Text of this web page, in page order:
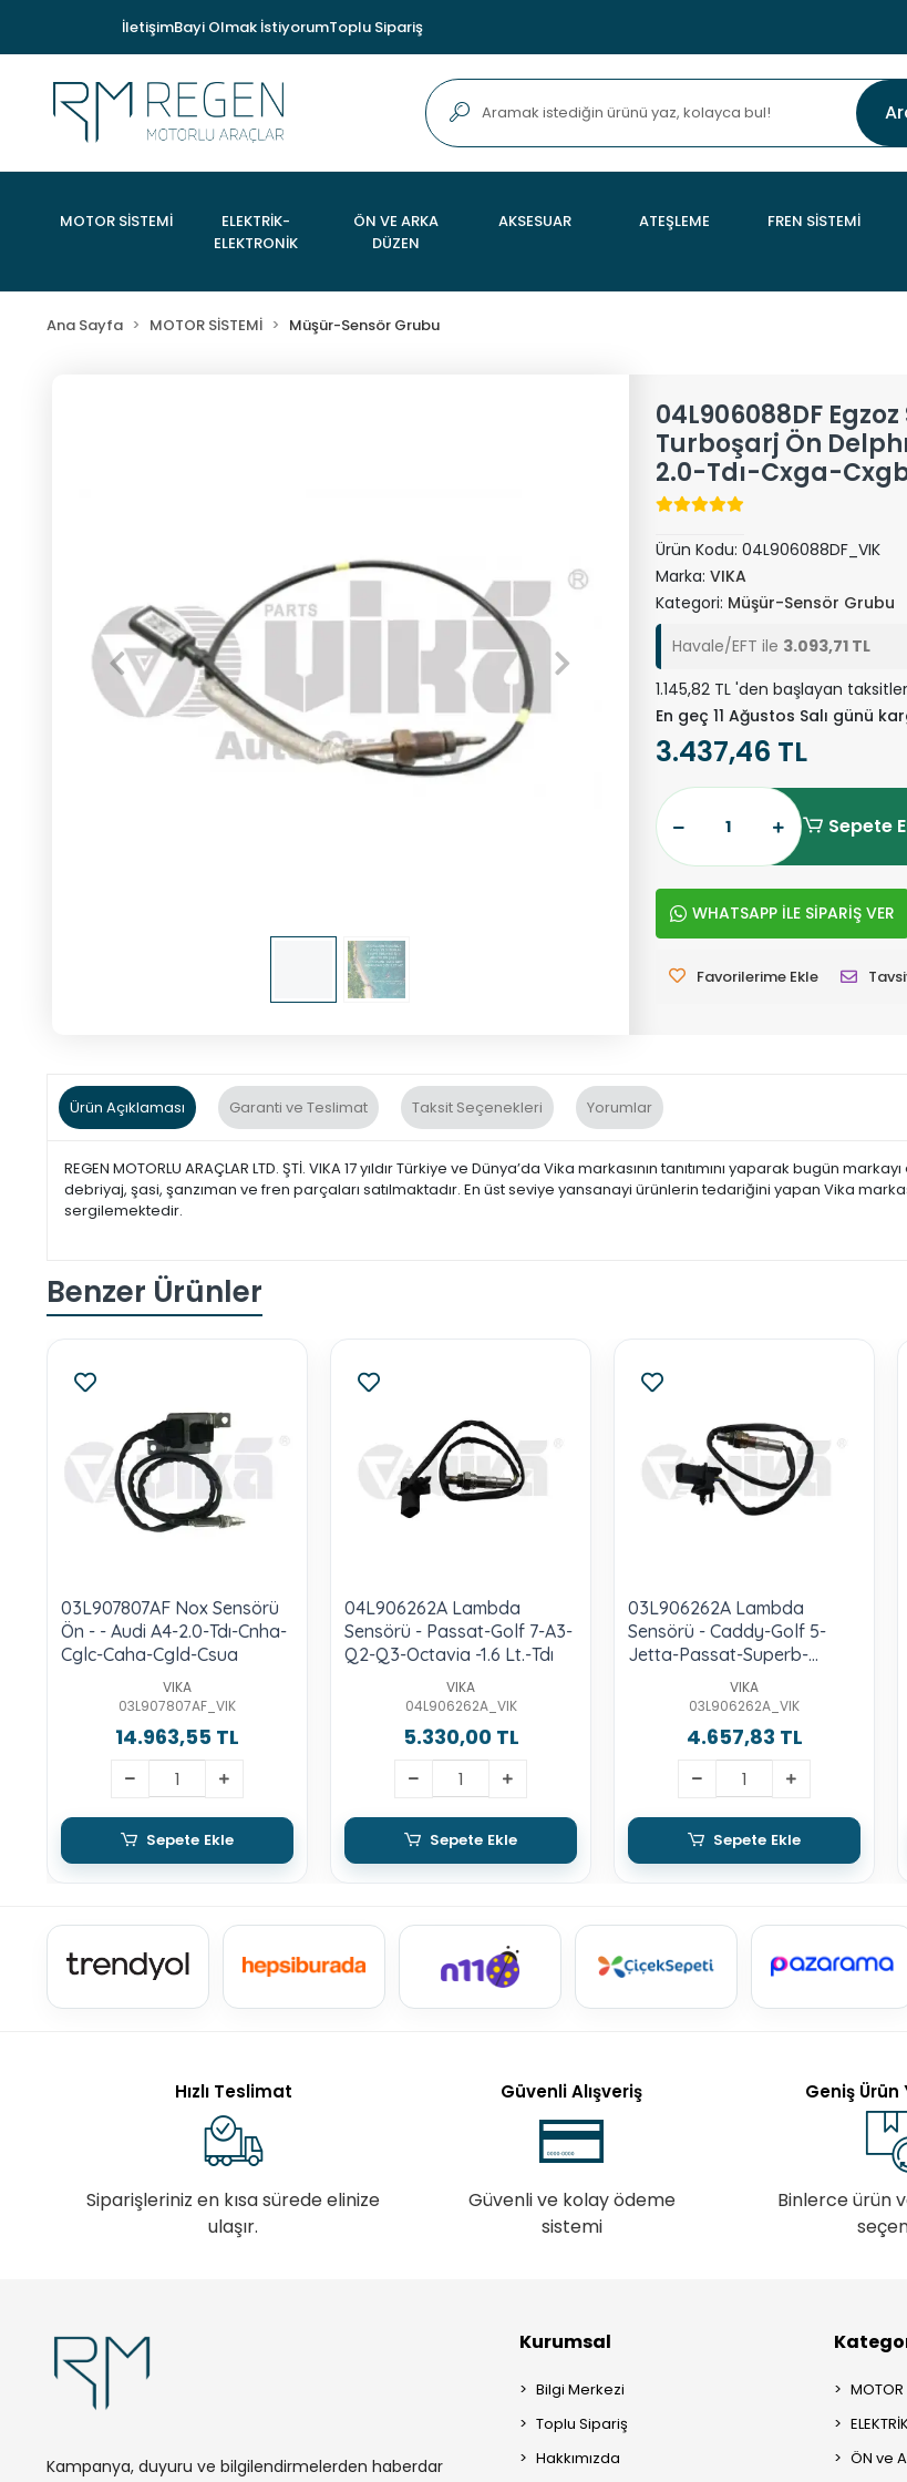
İletişimBayi Olmak İstiyorumToplu Sipariş
MOTOR SİSTEMİ
ELEKTRİK-
ELEKTRONİK
ÖN VE ARKA
DÜZEN
AKSESUAR ATEŞLEME FREN SİSTEMİ
Ana Sayfa MOTOR SİSTEMİ Müşür-Sensör Grubu
04L906088DF
Turboşarj Ön
2.0-Tdı-Cxga-
Ürün Kodu: 04L906088DF_VIK
Marka: VIKA
Kategori: Müşür-Sensör Grubu
Havale/EFT ile 3.093,71 TL
1.145,82 TL 'den başlayan
En geç 11 Ağustos Salı günü
3.437,46 TL
Sepete
WHATSAPP İLE SİPARİŞ VER
Favorilerime Ekle
Ürün Açıklaması Garanti ve Teslimat Taksit Seçenekleri Yorumlar
REGEN MOTORLU ARAÇLAR LTD. ŞTİ. VIKA 17 yıldır Türkiye ve Dünya’da Vika markasının tanıtımını yaparak bugün
debriyaj, şasi, şanzıman ve fren parçaları satılmaktadır. En üst seviye yansanayi ürünlerin tedariğini yapan Vika
sergilemektedir.
Benzer Ürünler
03L907807AF Nox Sensörü
Ön - - Audi A4-2.0-Tdı-Cnha-
Cglc-Caha-Cgld-Csua
VIKA
03L907807AF_VIK
14.963,55 TL
Sepete Ekle
04L906262A Lambda
Sensörü - Passat-Golf 7-A3-
Q2-Q3-Octavia -1.6 Lt.-Tdı
VIKA
04L906262A_VIK
5.330,00 TL
Sepete Ekle
03L906262A Lambda
Sensörü - Caddy-Golf 5-
Jetta-Passat-Superb-
Octavia-A3-1.6 Lt.-Tdı-Cayc-
VIKA
03L906262A_VIK
4.657,83 TL
Sepete Ekle
Hızlı Teslimat
Siparişleriniz en kısa sürede elinize
ulaşır.
Güvenli Alışveriş
Güvenli ve kolay ödeme
sistemi
Geniş
Binlerce ürün
Kampanya, duyuru ve bilgilendirmelerden haberdar
Kurumsal
Bilgi Merkezi
Toplu Sipariş
Hakkımızda
MOTOR
ÖN ve